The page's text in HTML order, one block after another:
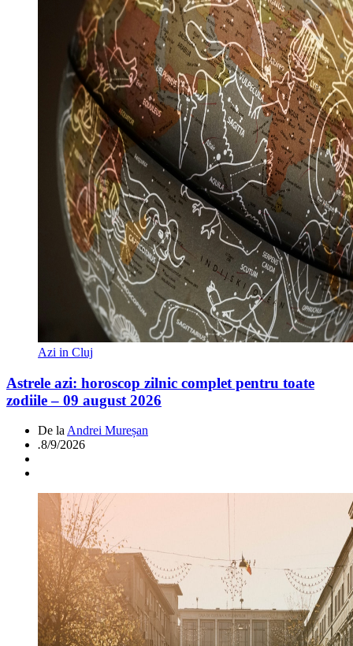
Azi in Cluj
Astrele azi: horoscop zilnic complet pentru toate
zodiile – 09 august 2026
De laAndrei Mureșan
.8/9/2026